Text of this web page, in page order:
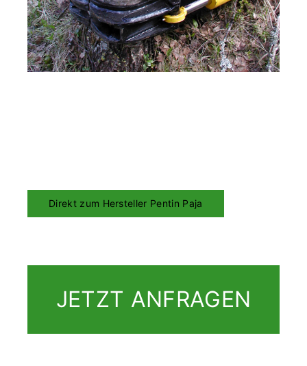
Direkt zum Hersteller Pentin Paja
JETZT ANFRAGEN